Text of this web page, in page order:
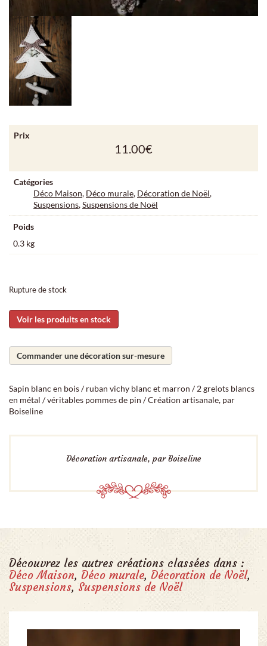
Prix
11.00€
Catégories
Déco Maison, Déco murale, Décoration de Noël,
Suspensions,Suspensions de Noël
Poids
0.3 kg
Rupture de stock
Voir les produits en stock
Commander une décoration sur-mesure
Sapin blanc en bois / ruban vichy blanc et marron / 2 grelots blancs
en métal / véritables pommes de pin / Création artisanale, par
Boiseline
Décoration artisanale, par Boiseline
Découvrez les autres créations classées dans :
Déco Maison, Déco murale, Décoration de Noël,
Suspensions, Suspensions de Noël